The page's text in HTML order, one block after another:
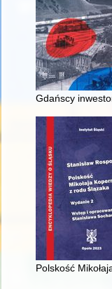
Gdańscy
Polskość